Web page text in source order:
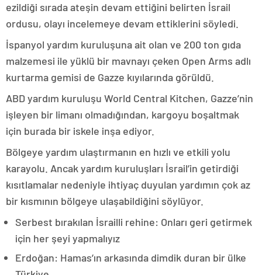
ezildiği sırada ateşin devam ettiğini belirten İsrail
ordusu, olayı incelemeye devam ettiklerini söyledi.
İspanyol yardım kuruluşuna ait olan ve 200 ton gıda
malzemesi ile yüklü bir mavnayı çeken Open Arms adlı
kurtarma gemisi de Gazze kıyılarında görüldü.
ABD yardım kuruluşu World Central Kitchen, Gazze’nin
işleyen bir limanı olmadığından, kargoyu boşaltmak
için burada bir iskele inşa ediyor.
Bölgeye yardım ulaştırmanın en hızlı ve etkili yolu
karayolu. Ancak yardım kuruluşları İsrail’in getirdiği
kısıtlamalar nedeniyle ihtiyaç duyulan yardımın çok az
bir kısmının bölgeye ulaşabildiğini söylüyor.
Serbest bırakılan İsrailli rehine: Onları geri getirmek
için her şeyi yapmalıyız
Erdoğan: Hamas’ın arkasında dimdik duran bir ülke